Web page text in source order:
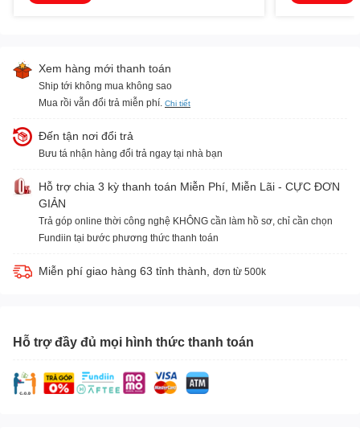
Xem hàng mới thanh toán
Ship tới không mua không sao
Mua rồi vẫn đổi trả miễn phí. Chi tiết
Đến tận nơi đổi trả
Bưu tá nhận hàng đổi trả ngay tại nhà bạn
Hỗ trợ chia 3 kỳ thanh toán Miễn Phí, Miễn Lãi - CỰC ĐƠN
GIẢN
Trả góp online thời công nghệ KHÔNG cần làm hồ sơ, chỉ cần chọn
Fundiin tại bước phương thức thanh toán
Miễn phí giao hàng 63 tỉnh thành, đơn từ 500k
Hỗ trợ đầy đủ mọi hình thức thanh toán